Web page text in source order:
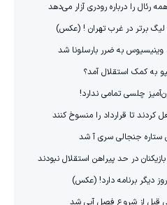
رئال را درباره رودری آزار می‌دهد
لیگ برتر در غرب تهران ! (عکس)
وینیسیوس به ضرر بارسلونا شد
به کمک استقلال آمد؟
چلسی تمامی ندارد!
کردند تا قرارداد را منسوخ کنند
ستاره جنجالی سری آ شد
در حد پیراهن استقلال نبودند
قبل از شروع فصل آبی شد